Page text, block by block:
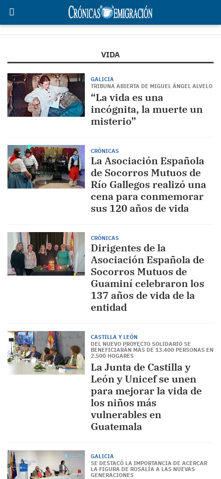
VIDA
GALICIA
TRIBUNA ABIERTA DE MIGUEL ÁNGEL ALVELO
“La vida es una
incógnita, la muerte un
misterio”
CRÓNICAS
La Asociación Española
de Socorros Mutuos de
Río Gallegos realizó una
cena para conmemorar
sus 120 años de vida
CRÓNICAS
Dirigentes de la
Asociación Española de
Socorros Mutuos de
Guaminí celebraron los
137 años de vida de la
entidad
CASTILLA Y LEÓN
DEL NUEVO PROYECTO SOLIDARIO SE
BENEFICIARÁN MÁS DE 13.400 PERSONAS EN
2.500 HOGARES
La Junta de Castilla y
León y Unicef se unen
para mejorar la vida de
los niños más
vulnerables en
Guatemala
GALICIA
SE DESTACÓ LA IMPORTANCIA DE ACERCAR
LA FIGURA DE ROSALÍA A LAS NUEVAS
GENERACIONES